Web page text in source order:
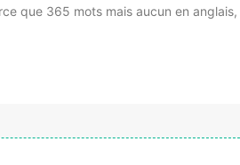
que 365 mots mais aucun en anglais,